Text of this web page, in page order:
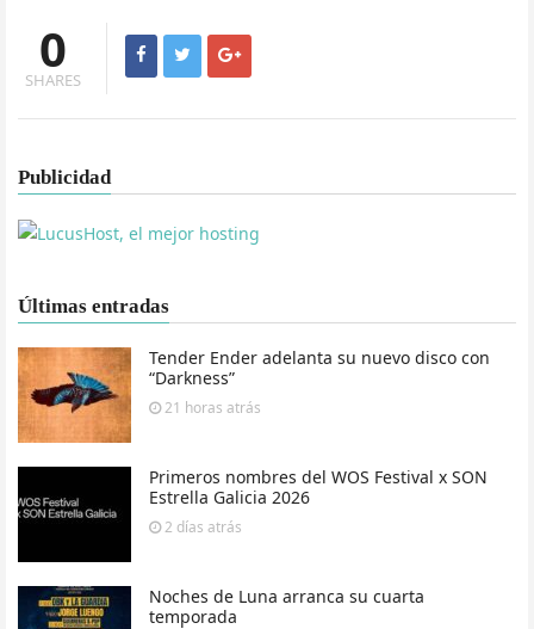
0
SHARES
Publicidad
Últimas entradas
Tender Ender adelanta su nuevo disco con
“Darkness”
21 horas atrás
Primeros nombres del WOS Festival x SON
Estrella Galicia 2026
2 días atrás
Noches de Luna arranca su cuarta
temporada